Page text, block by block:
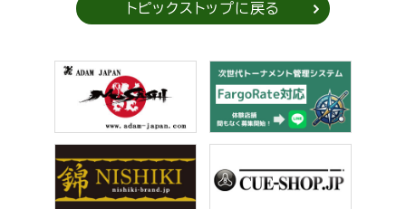
トピックストップに戻る